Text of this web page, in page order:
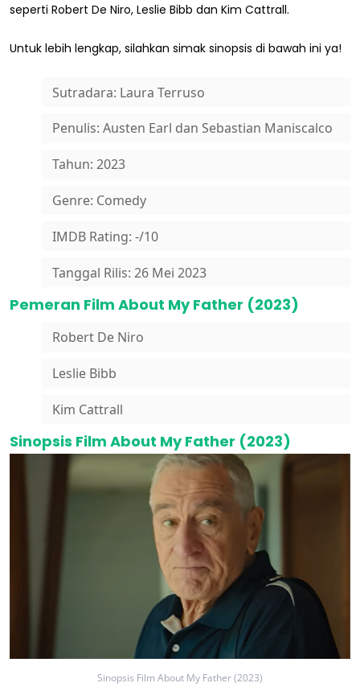
seperti Robert De Niro, Leslie Bibb dan Kim Cattrall.
Untuk lebih lengkap, silahkan simak sinopsis di bawah ini ya!
Sutradara: Laura Terruso
Penulis: Austen Earl dan Sebastian Maniscalco
Tahun: 2023
Genre: Comedy
IMDB Rating: -/10
Tanggal Rilis: 26 Mei 2023
Pemeran Film About My Father (2023)
Robert De Niro
Leslie Bibb
Kim Cattrall
Sinopsis Film About My Father (2023)
Sinopsis Film About My Father (2023)